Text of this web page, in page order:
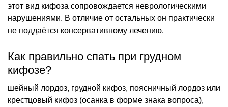
этот вид кифоза сопровождается неврологическими
нарушениями. В отличие от остальных он практически
не поддаётся консервативному лечению.
Как правильно спать при грудном
кифозе?
шейный лордоз, грудной кифоз, поясничный лордоз или
крестцовый кифоз (осанка в форме знака вопроса),